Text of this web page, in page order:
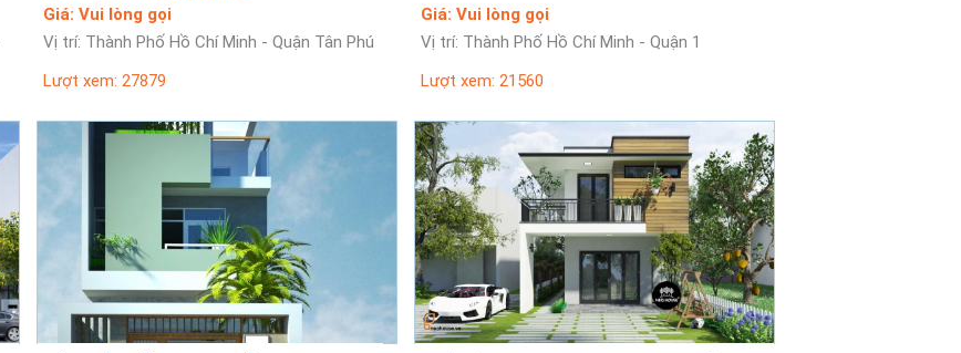
Giá: Vui lòng gọi
Vị trí: Thành Phố Hồ Chí Minh - Quận Tân Phú
Lượt xem: 27879
Giá: Vui lòng gọi
Vị trí: Thành Phố Hồ Chí Minh - Quận 1
Lượt xem: 21560